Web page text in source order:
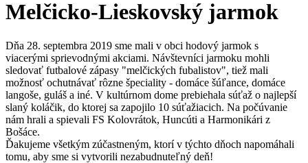
Melčicko-Lieskovský jarmok
Dňa 28. septembra 2019 sme mali v obci hodový jarmok s
viacerými sprievodnými akciami. Návštevníci jarmoku mohli
sledovať futbalové zápasy "melčických fubalistov", tiež mali
možnosť ochutnávať rôzne špeciality - domáce šúľance, domáce
langoše, guláš a iné. V kultúrnom dome prebiehala súťaž o najlepší
slaný koláčik, do ktorej sa zapojilo 10 súťažiacich. Na počúvanie
nám hrali a spievali FS Kolovrátok, Huncúti a Harmonikári z
Bošáce.
Ďakujeme všetkým zúčastneným, ktorí v týchto dňoch napomáhali
tomu, aby sme si vytvorili nezabudnuteľný deň!